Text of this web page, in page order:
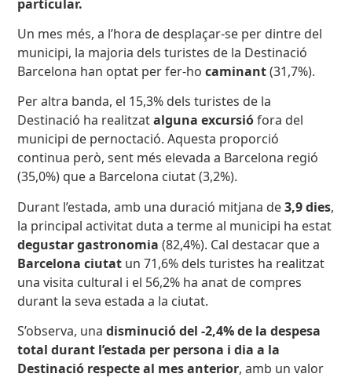
particular.
Un mes més, a l’hora de desplaçar-se per dintre del
municipi, la majoria dels turistes de la Destinació
Barcelona han optat per fer-hocaminant(31,7%).
Per altra banda, el 15,3% dels turistes de la
Destinació ha realitzatalguna excursiófora del
municipi de pernoctació. Aquesta proporció
continua però, sent més elevada a Barcelona regió
(35,0%) que a Barcelona ciutat (3,2%).
Durant l’estada, amb una duració mitjana de3,9 dies,
la principal activitat duta a terme al municipi ha estat
degustar gastronomia (82,4%). Cal destacar que a
Barcelona ciutat un 71,6% dels turistes ha realitzat
una visita cultural i el 56,2% ha anat de compres
durant la seva estada a la ciutat.
S’observa, unadisminució del -2,4% de la despesa
total durant l’estada per persona i dia a la
Destinació respecte al mes anterior, amb un valor